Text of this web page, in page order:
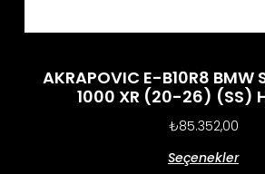
AKRAPOVIC E-B10R8 BMW
1000 XR (20-26) (SS)
₺85.352,00
Seçenekler